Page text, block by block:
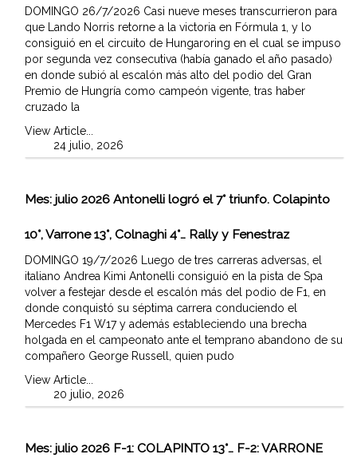
DOMINGO 26/7/2026 Casi nueve meses transcurrieron para
que Lando Norris retorne a la victoria en Fórmula 1, y lo
consiguió en el circuito de Hungaroring en el cual se impuso
por segunda vez consecutiva (había ganado el año pasado)
en donde subió al escalón más alto del podio del Gran
Premio de Hungría como campeón vigente, tras haber
cruzado la
View Article...
24 julio, 2026
Mes: julio 2026 Antonelli logró el 7° triunfo. Colapinto
10°, Varrone 13°, Colnaghi 4°… Rally y Fenestraz
DOMINGO 19/7/2026 Luego de tres carreras adversas, el
italiano Andrea Kimi Antonelli consiguió en la pista de Spa
volver a festejar desde el escalón más del podio de F1, en
donde conquistó su séptima carrera conduciendo el
Mercedes F1 W17 y además estableciendo una brecha
holgada en el campeonato ante el temprano abandono de su
compañero George Russell, quien pudo
View Article...
20 julio, 2026
Mes: julio 2026 F-1: COLAPINTO 13°… F-2: VARRONE